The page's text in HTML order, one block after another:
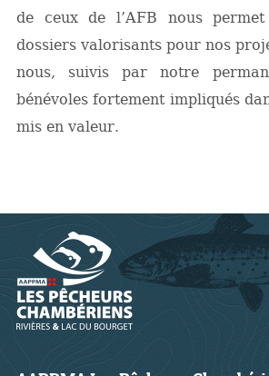
de ceux de l’AFB nous
dossiers valorisants pour nos
nous, suivis par notre
bénévoles fortement impliqués
mis en valeur.